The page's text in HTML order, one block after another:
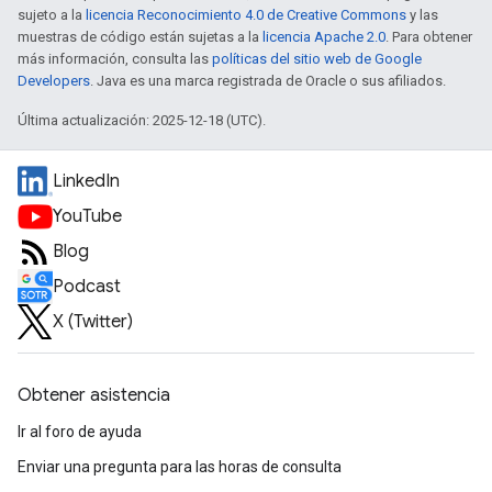
sujeto a la licencia Reconocimiento 4.0 de Creative Commons y las
muestras de código están sujetas a la licencia Apache 2.0. Para obtener
más información, consulta las políticas del sitio web de Google
Developers. Java es una marca registrada de Oracle o sus afiliados.
Última actualización: 2025-12-18 (UTC).
LinkedIn
YouTube
Blog
Podcast
X (Twitter)
Obtener asistencia
Ir al foro de ayuda
Enviar una pregunta para las horas de consulta